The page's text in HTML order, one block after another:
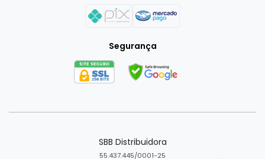
Segurança
SBB Distribuidora
55.437.445/0001-25